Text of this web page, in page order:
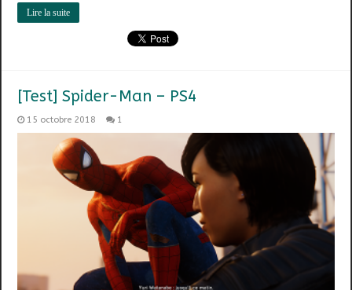
Lire la suite
[Test] Spider-Man – PS4
15 octobre 2018 1